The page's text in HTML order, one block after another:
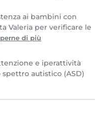
ai bambini con
Valeria per verificare le
di più
e iperattività
autistico (ASD)